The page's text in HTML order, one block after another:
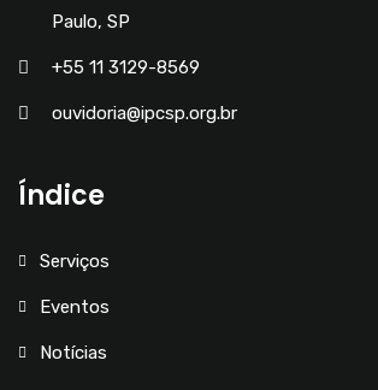
Paulo, SP
+55 11 3129-8569
ouvidoria@ipcsp.org.br
Índice
Serviços
Eventos
Notícias